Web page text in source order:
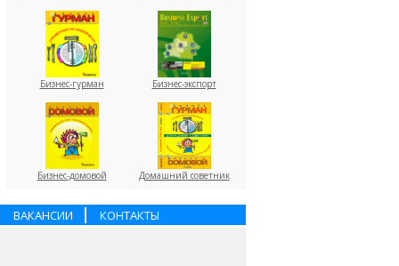
Бизнес-гурман Бизнес-экспорт
Бизнес-домовой Домашний советник
ВАКАНСИИ КОНТАКТЫ